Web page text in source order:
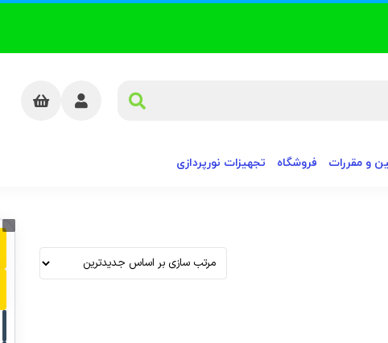
و مقررات فروشگاه تجهیزات نورپردازی